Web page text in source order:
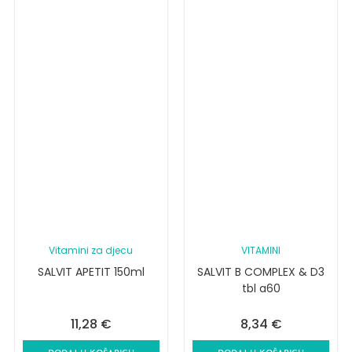
Vitamini za djecu
SALVIT APETIT 150ml
11,28 €
VITAMINI
SALVIT B COMPLEX & D3
tbl a60
8,34 €